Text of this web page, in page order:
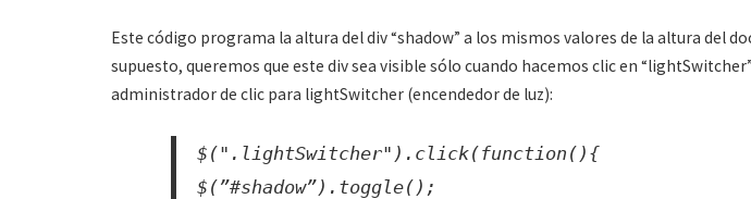
Este código programa la altura del div “shadow” a los mismos valores de la altura del
supuesto, queremos que este div sea visible sólo cuando hacemos clic en
administrador de clic para lightSwitcher (encendedor de luz):
$(".lightSwitcher").click(function(){
$(”#shadow”).toggle();